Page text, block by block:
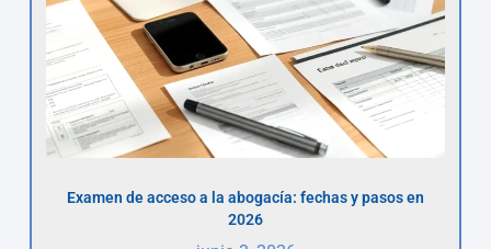
Examen de acceso a la abogacía: fechas y pasos en
2026